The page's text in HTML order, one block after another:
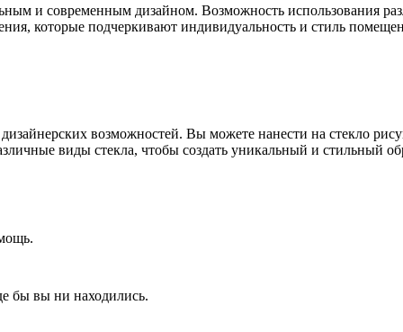
и современным дизайном. Возможность использования
которые подчеркивают индивидуальность и стиль
возможностей. Вы можете нанести на стекло
виды стекла, чтобы создать уникальный и стильный
бы вы ни находились.